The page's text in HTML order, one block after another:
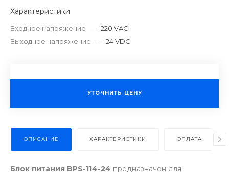
Характеристики
Входное напряжение — 220 VAC
Выходное напряжение — 24 VDC
УТОЧНИТЬ ЦЕНУ
ОПИСАНИЕ ХАРАКТЕРИСТИКИ ОПЛАТА
Блок питания BPS-114-24 предназначен для